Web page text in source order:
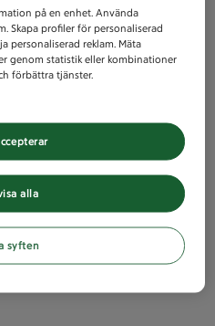
på en enhet. Använda
Skapa profiler för personaliserad
personaliserad reklam. Mäta
genom statistik eller kombinationer
förbättra tjänster.
alla
syften